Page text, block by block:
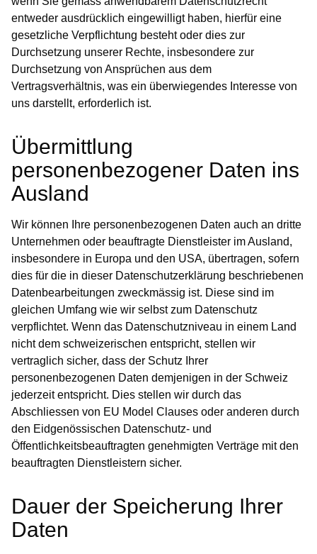
entweder ausdrücklich eingewilligt haben, hierfür eine
gesetzliche Verpflichtung besteht oder dies zur
Durchsetzung unserer Rechte, insbesondere zur
Durchsetzung von Ansprüchen aus dem
Vertragsverhältnis, was ein überwiegendes Interesse von
uns darstellt, erforderlich ist.
Übermittlung
personenbezogener Daten ins
Ausland
Wir können Ihre personenbezogenen Daten auch an dritte
Unternehmen oder beauftragte Dienstleister im Ausland,
insbesondere in Europa und den USA, übertragen, sofern
dies für die in dieser Datenschutzerklärung beschriebenen
Datenbearbeitungen zweckmässig ist. Diese sind im
gleichen Umfang wie wir selbst zum Datenschutz
verpflichtet. Wenn das Datenschutzniveau in einem Land
nicht dem schweizerischen entspricht, stellen wir
vertraglich sicher, dass der Schutz Ihrer
personenbezogenen Daten demjenigen in der Schweiz
jederzeit entspricht. Dies stellen wir durch das
Abschliessen von EU Model Clauses oder anderen durch
den Eidgenössischen Datenschutz- und
Öffentlichkeitsbeauftragten genehmigten Verträge mit den
beauftragten Dienstleistern sicher.
Dauer der Speicherung Ihrer
Daten